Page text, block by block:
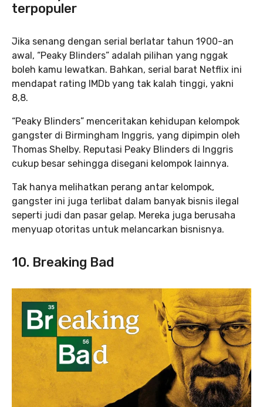
terpopuler
Jika senang dengan serial berlatar tahun 1900-an
awal, “Peaky Blinders” adalah pilihan yang nggak
boleh kamu lewatkan. Bahkan, serial barat Netflix ini
mendapat rating IMDb yang tak kalah tinggi, yakni
8,8.
“Peaky Blinders” menceritakan kehidupan kelompok
gangster di Birmingham Inggris, yang dipimpin oleh
Thomas Shelby. Reputasi Peaky Blinders di Inggris
cukup besar sehingga disegani kelompok lainnya.
Tak hanya melihatkan perang antar kelompok,
gangster ini juga terlibat dalam banyak bisnis ilegal
seperti judi dan pasar gelap. Mereka juga berusaha
menyuap otoritas untuk melancarkan bisnisnya.
10. Breaking Bad